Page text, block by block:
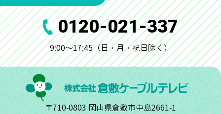
0120-021-337
9:00～17:45（日・月・祝日除く）
〒710-0803 岡山県倉敷市中島2661-1